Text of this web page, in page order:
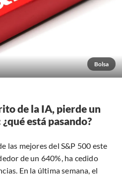
Bolsa
de la IA, pierde un
está pasando?
las mejores del S&P 500 este
de un 640%, ha cedido
En la última semana, el